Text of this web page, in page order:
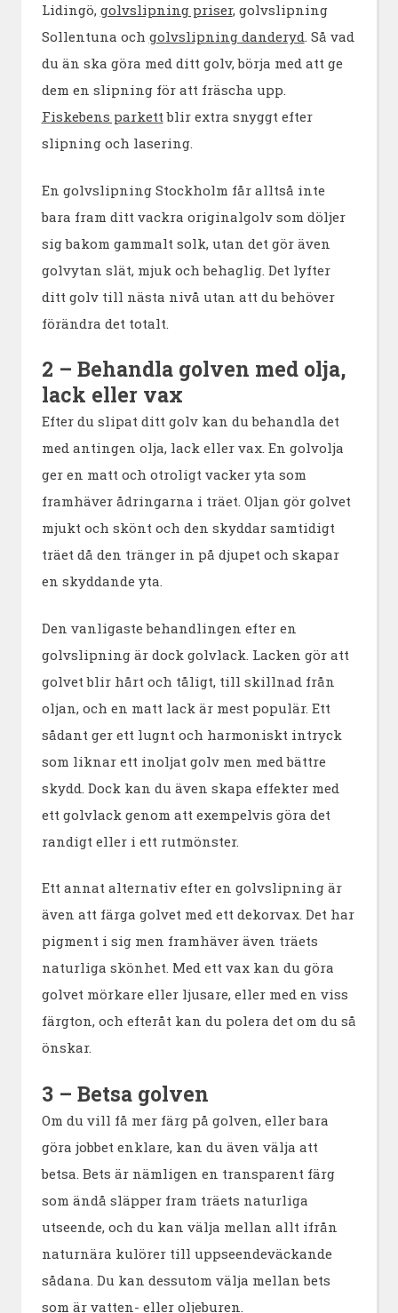
Lidingö, golvslipning priser, golvslipning
Sollentuna och golvslipning danderyd. Så vad
du än ska göra med ditt golv, börja med att ge
dem en slipning för att fräscha upp.
Fiskebens parkettblir extra snyggt efter
slipning och lasering.
En golvslipning Stockholm får alltså inte
bara fram ditt vackra originalgolv som döljer
sig bakom gammalt solk, utan det gör även
golvytan slät, mjuk och behaglig. Det lyfter
ditt golv till nästa nivå utan att du behöver
förändra det totalt.
2 – Behandla golven med olja,
lack eller vax
Efter du slipat ditt golv kan du behandla det
med antingen olja, lack eller vax. En golvolja
ger en matt och otroligt vacker yta som
framhäver ådringarna i träet. Oljan gör golvet
mjukt och skönt och den skyddar samtidigt
träet då den tränger in på djupet och skapar
en skyddande yta.
Den vanligaste behandlingen efter en
golvslipning är dock golvlack. Lacken gör att
golvet blir hårt och tåligt, till skillnad från
oljan, och en matt lack är mest populär. Ett
sådant ger ett lugnt och harmoniskt intryck
som liknar ett inoljat golv men med bättre
skydd. Dock kan du även skapa effekter med
ett golvlack genom att exempelvis göra det
randigt eller i ett rutmönster.
Ett annat alternativ efter en golvslipning är
även att färga golvet med ett dekorvax. Det har
pigment i sig men framhäver även träets
naturliga skönhet. Med ett vax kan du göra
golvet mörkare eller ljusare, eller med en viss
färgton, och efteråt kan du polera det om du så
önskar.
3 – Betsa golven
Om du vill få mer färg på golven, eller bara
göra jobbet enklare, kan du även välja att
betsa. Bets är nämligen en transparent färg
som ändå släpper fram träets naturliga
utseende, och du kan välja mellan allt ifrån
naturnära kulörer till uppseendeväckande
sådana. Du kan dessutom välja mellan bets
som är vatten- eller oljeburen.